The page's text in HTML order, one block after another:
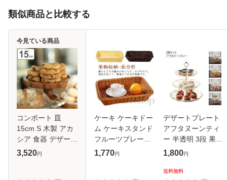
類似商品と比較する
コンポート 皿
15cm S 木製 アカ
シア 食器 デザート
皿 お菓子皿 マカロ
3,520円
今見ている商品
ケーキ ケーキドー
ム ケーキスタンド
フルーツプレート
スナック 果物収納
1,770円
デザートプレート
アフタヌーンティ
ー 半透明 3段 果物
ケーキ スタンド フ
ルドライン プレー
1,800円
送料無料